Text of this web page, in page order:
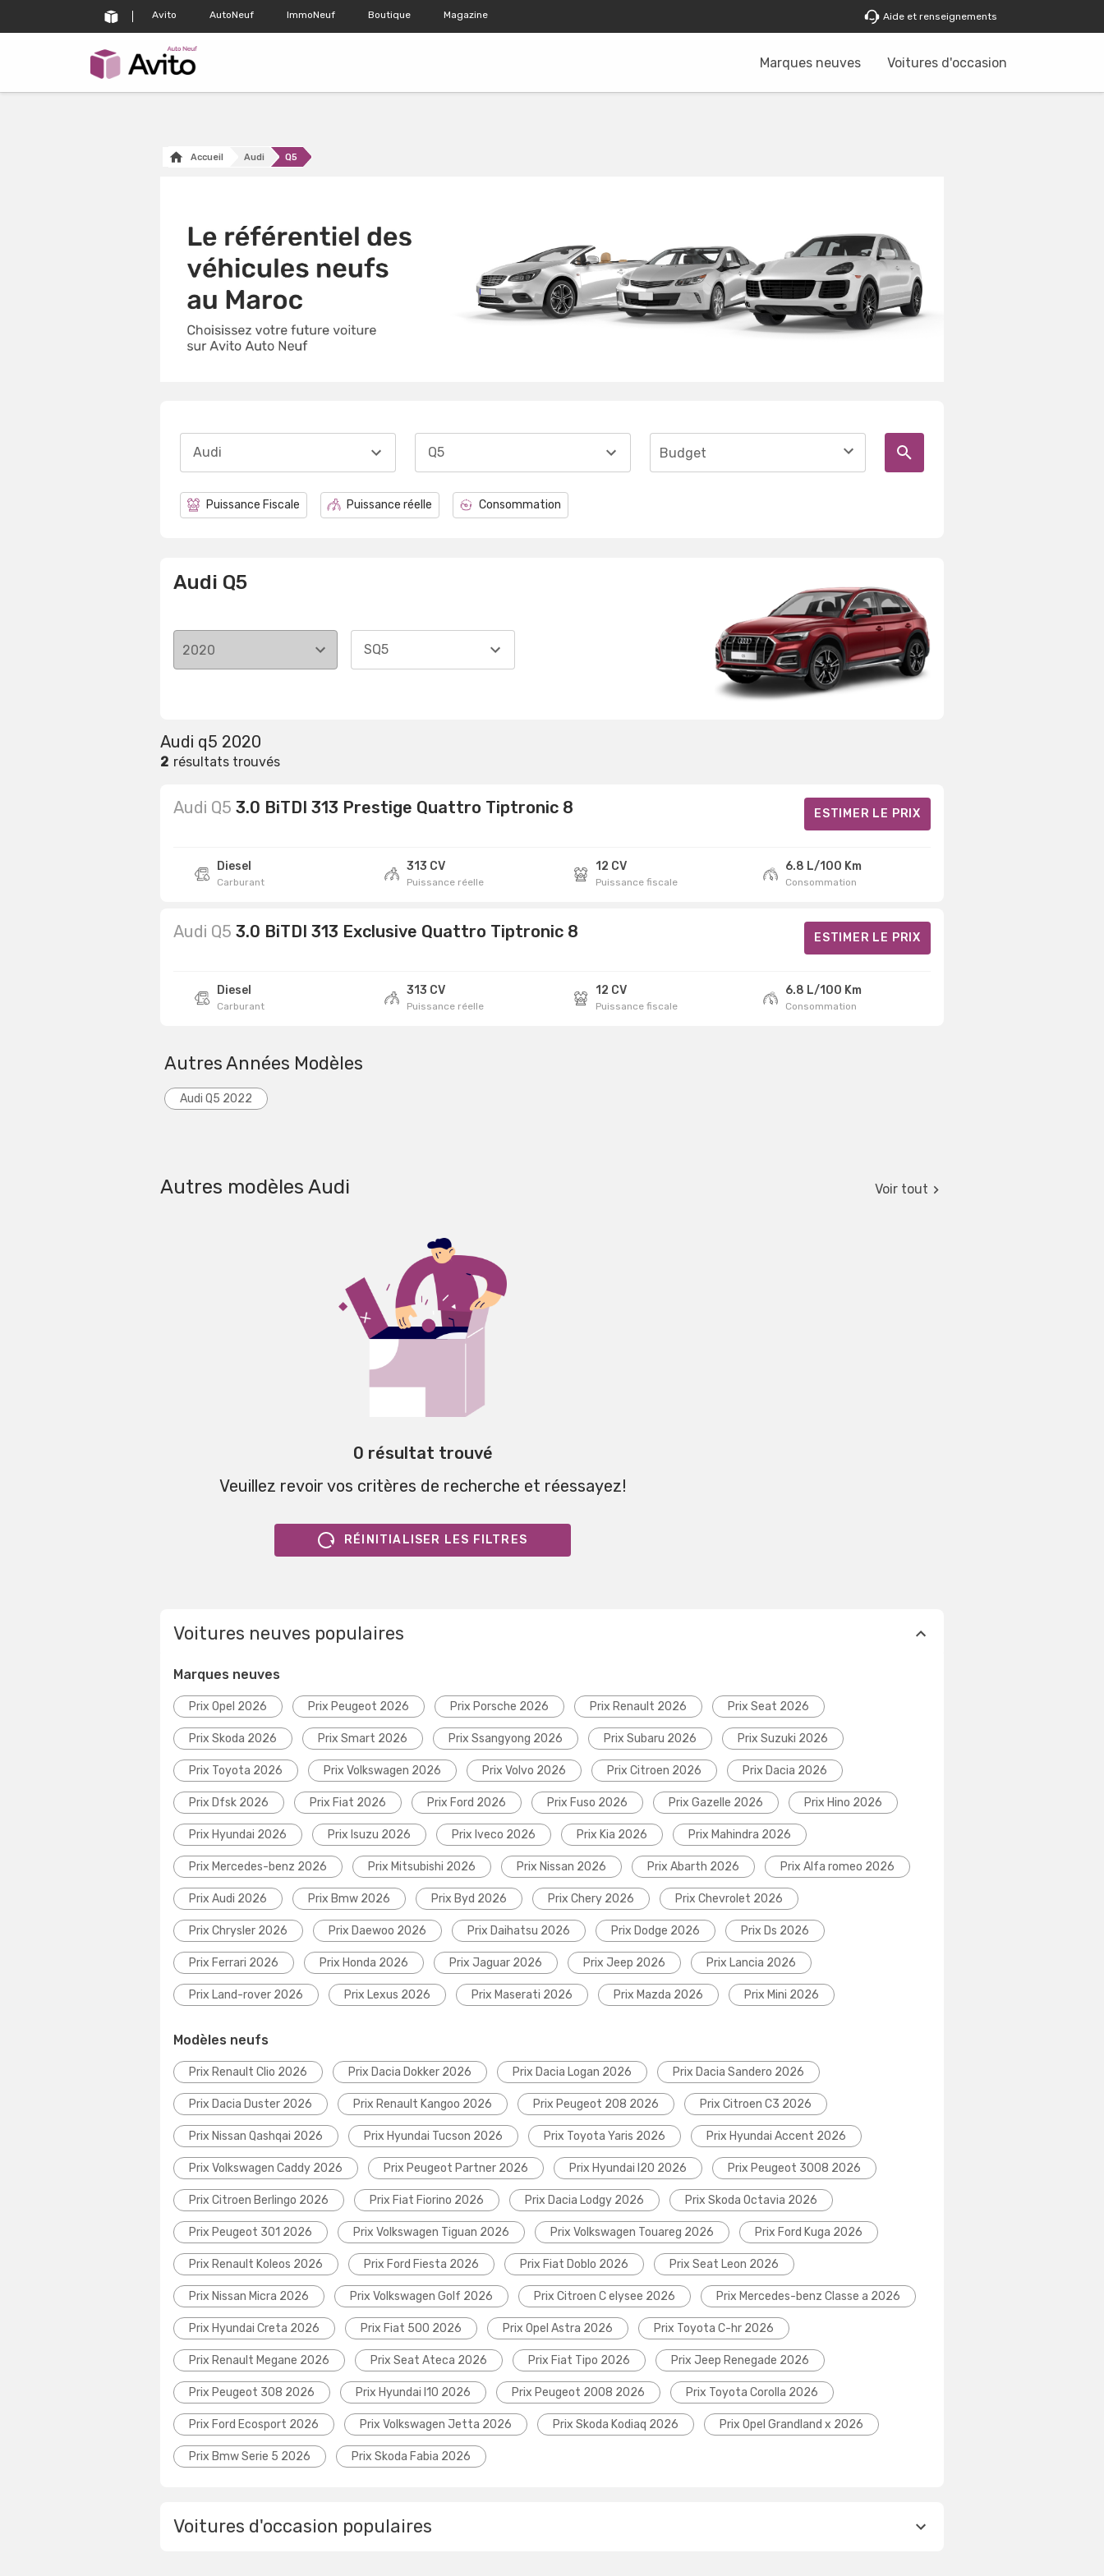
Avito AutoNeuf ImmoNeuf Boutique Magazine Aide et renseignements
Marques neuves Voitures d'occasion
Accueil Audi Q5
Audi Q5 Budget
Puissance Fiscale Puissance réelle Consommation
Audi Q5
2020 SQ5
Audi q5 2020
2 résultats trouvés
Audi Q5 3.0 BiTDI 313 Prestige Quattro Tiptronic 8 ESTIMER LE PRIX
Diesel
Carburant
313 CV
Puissance réelle
12 CV
Puissance fiscale
6.8 L/100 Km
Consommation
Audi Q5 3.0 BiTDI 313 Exclusive Quattro Tiptronic 8 ESTIMER LE PRIX
Diesel
Carburant
313 CV
Puissance réelle
12 CV
Puissance fiscale
6.8 L/100 Km
Consommation
Autres Années Modèles
Audi Q5 2022
Autres modèles Audi Voir tout
0 résultat trouvé
Veuillez revoir vos critères de recherche et réessayez!
RÉINITIALISER LES FILTRES
Voitures neuves populaires
Marques neuves
Prix Opel 2026 Prix Peugeot 2026 Prix Porsche 2026 Prix Renault 2026 Prix Seat 2026
Prix Skoda 2026 Prix Smart 2026 Prix Ssangyong 2026 Prix Subaru 2026 Prix Suzuki 2026
Prix Toyota 2026 Prix Volkswagen 2026 Prix Volvo 2026 Prix Citroen 2026 Prix Dacia 2026
Prix Dfsk 2026 Prix Fiat 2026 Prix Ford 2026 Prix Fuso 2026 Prix Gazelle 2026 Prix Hino 2026
Prix Hyundai 2026 Prix Isuzu 2026 Prix Iveco 2026 Prix Kia 2026 Prix Mahindra 2026
Prix Mercedes-benz 2026 Prix Mitsubishi 2026 Prix Nissan 2026 Prix Abarth 2026 Prix Alfa romeo 2026
Prix Audi 2026 Prix Bmw 2026 Prix Byd 2026 Prix Chery 2026 Prix Chevrolet 2026
Prix Chrysler 2026 Prix Daewoo 2026 Prix Daihatsu 2026 Prix Dodge 2026 Prix Ds 2026
Prix Ferrari 2026 Prix Honda 2026 Prix Jaguar 2026 Prix Jeep 2026 Prix Lancia 2026
Prix Land-rover 2026 Prix Lexus 2026 Prix Maserati 2026 Prix Mazda 2026 Prix Mini 2026
Modèles neufs
Prix Renault Clio 2026 Prix Dacia Dokker 2026 Prix Dacia Logan 2026 Prix Dacia Sandero 2026
Prix Dacia Duster 2026 Prix Renault Kangoo 2026 Prix Peugeot 208 2026 Prix Citroen C3 2026
Prix Nissan Qashqai 2026 Prix Hyundai Tucson 2026 Prix Toyota Yaris 2026 Prix Hyundai Accent 2026
Prix Volkswagen Caddy 2026 Prix Peugeot Partner 2026 Prix Hyundai I20 2026 Prix Peugeot 3008 2026
Prix Citroen Berlingo 2026 Prix Fiat Fiorino 2026 Prix Dacia Lodgy 2026 Prix Skoda Octavia 2026
Prix Peugeot 301 2026 Prix Volkswagen Tiguan 2026 Prix Volkswagen Touareg 2026 Prix Ford Kuga 2026
Prix Renault Koleos 2026 Prix Ford Fiesta 2026 Prix Fiat Doblo 2026 Prix Seat Leon 2026
Prix Nissan Micra 2026 Prix Volkswagen Golf 2026 Prix Citroen C elysee 2026 Prix Mercedes-benz Classe a 2026
Prix Hyundai Creta 2026 Prix Fiat 500 2026 Prix Opel Astra 2026 Prix Toyota C-hr 2026
Prix Renault Megane 2026 Prix Seat Ateca 2026 Prix Fiat Tipo 2026 Prix Jeep Renegade 2026
Prix Peugeot 308 2026 Prix Hyundai I10 2026 Prix Peugeot 2008 2026 Prix Toyota Corolla 2026
Prix Ford Ecosport 2026 Prix Volkswagen Jetta 2026 Prix Skoda Kodiaq 2026 Prix Opel Grandland x 2026
Prix Bmw Serie 5 2026 Prix Skoda Fabia 2026
Voitures d'occasion populaires